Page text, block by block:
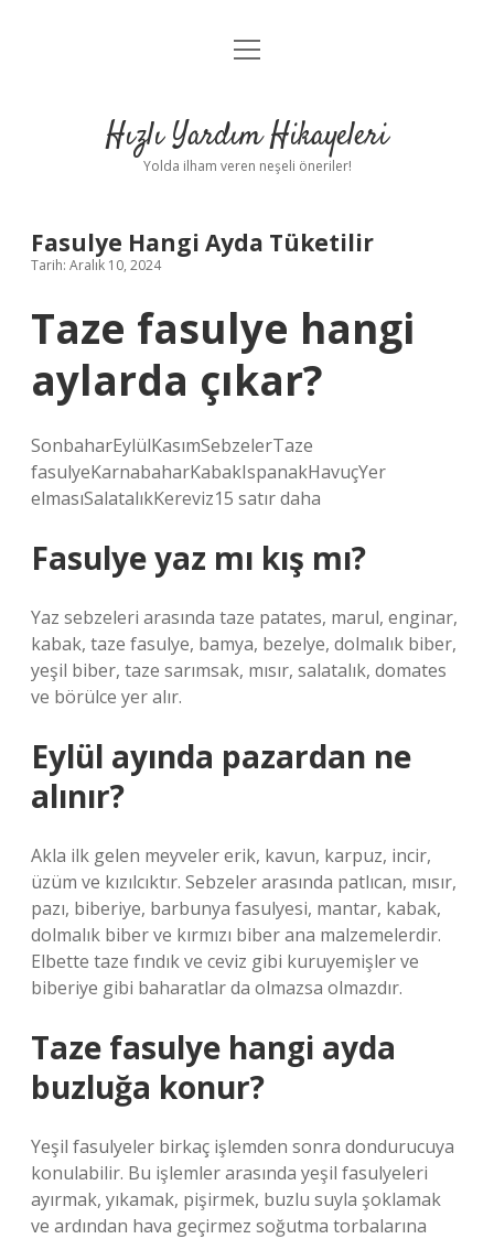
Anasayfa
Yasal Uyarı
menüyü
Hızlı Yardım Hikayeleri
Yolda ilham veren neşeli öneriler!
Fasulye Hangi Ayda Tüketilir
Tarih: Aralık 10, 2024
Taze fasulye hangi
aylarda çıkar?
SonbaharEylülKasımSebzelerTaze
fasulyeKarnabaharKabakIspanakHavuçYer
elmasıSalatalıkKereviz15 satır daha
Fasulye yaz mı kış mı?
Yaz sebzeleri arasında taze patates, marul, enginar,
kabak, taze fasulye, bamya, bezelye, dolmalık biber,
yeşil biber, taze sarımsak, mısır, salatalık, domates
ve börülce yer alır.
Eylül ayında pazardan ne
alınır?
Akla ilk gelen meyveler erik, kavun, karpuz, incir,
üzüm ve kızılcıktır. Sebzeler arasında patlıcan, mısır,
pazı, biberiye, barbunya fasulyesi, mantar, kabak,
dolmalık biber ve kırmızı biber ana malzemelerdir.
Elbette taze fındık ve ceviz gibi kuruyemişler ve
biberiye gibi baharatlar da olmazsa olmazdır.
Taze fasulye hangi ayda
buzluğa konur?
Yeşil fasulyeler birkaç işlemden sonra dondurucuya
konulabilir. Bu işlemler arasında yeşil fasulyeleri
ayırmak, yıkamak, pişirmek, buzlu suyla şoklamak
ve ardından hava geçirmez soğutma torbalarına